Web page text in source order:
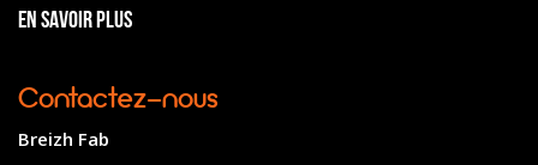
En savoir plus
Contactez-nous
Breizh Fab